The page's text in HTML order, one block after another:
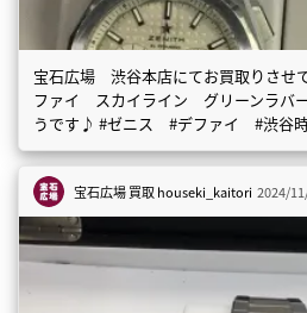
宝石広場 渋谷本店にてお買取りさせ
ファイ スカイライン グリーンラバ
うです♪ #ゼニス #デファイ #渋谷
宝石広場 買取houseki_kaitori 2024/